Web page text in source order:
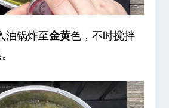
油锅炸至金黄色，不时搅拌